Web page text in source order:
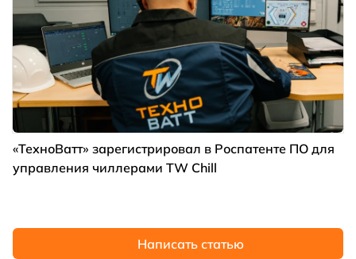
«ТехноВатт» зарегистрировал в Роспатенте ПО для
управления чиллерами TW Chill
Написать статью